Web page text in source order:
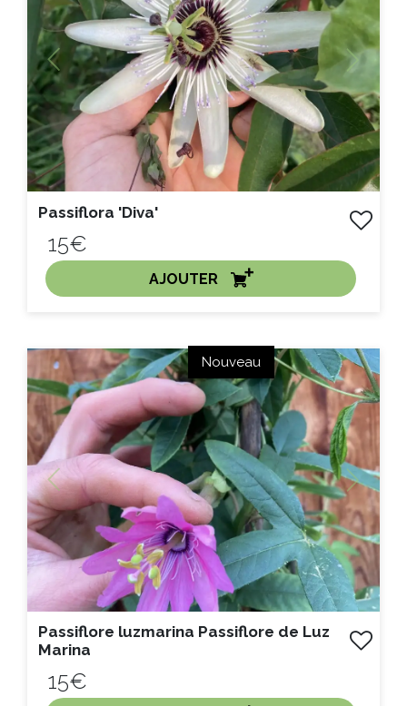
Previous Next
Passiflora 'Diva'
15€
AJOUTER
ACHAT EXPRESS
Litre :
Nouveau
Previous Next
Passiflore luzmarina Passiflore de Luz
Marina
15€